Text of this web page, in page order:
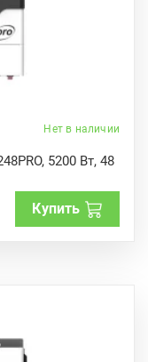
Нет в наличии
5200 Вт, 48
Купить